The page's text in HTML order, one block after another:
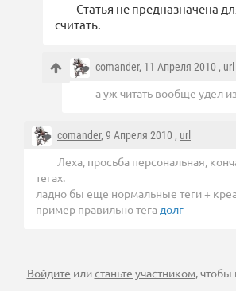
Статья не предназначена
считать.
comander, 11 Апреля 2010 , url
а уж читать вообще удел
comander, 9 Апреля 2010 , url
Леха, просьба персональная,
тегах.
ладно бы еще нормальные теги +
пример правильно тега долг
Войдите илистаньте участником, чтобы